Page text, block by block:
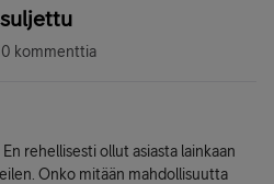
kommenttia
rehellisesti ollut asiasta lainkaan
Onko mitään mahdollisuutta